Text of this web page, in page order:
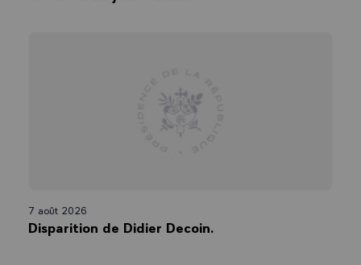
7 août 2026
Disparition de Didier Decoin.